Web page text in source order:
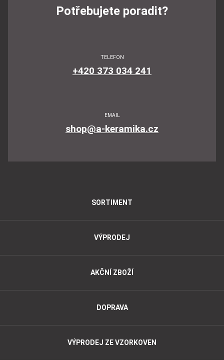
Potřebujete poradit?
TELEFON
+420 373 034 241
EMAIL
shop@a-keramika.cz
SORTIMENT
VÝPRODEJ
AKČNÍ ZBOŽÍ
DOPRAVA
VÝPRODEJ ZE VZORKOVEN